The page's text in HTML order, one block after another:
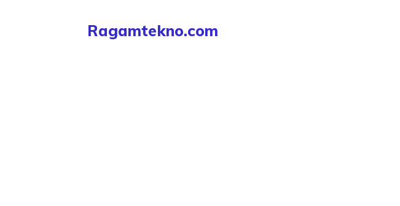
Ragamtekno.com